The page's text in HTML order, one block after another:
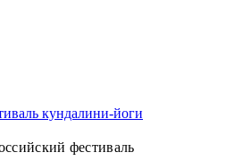
фестиваль